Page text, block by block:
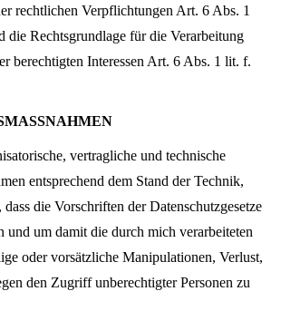
rechtlichen Verpflichtungen Art. 6 Abs. 1
Rechtsgrundlage für die Verarbeitung
berechtigten Interessen Art. 6 Abs. 1 lit. f.
vertragliche und technische
entsprechend dem Stand der Technik,
die Vorschriften der Datenschutzgesetze
und um damit die durch mich verarbeiteten
oder vorsätzliche Manipulationen, Verlust,
den Zugriff unberechtigter Personen zu